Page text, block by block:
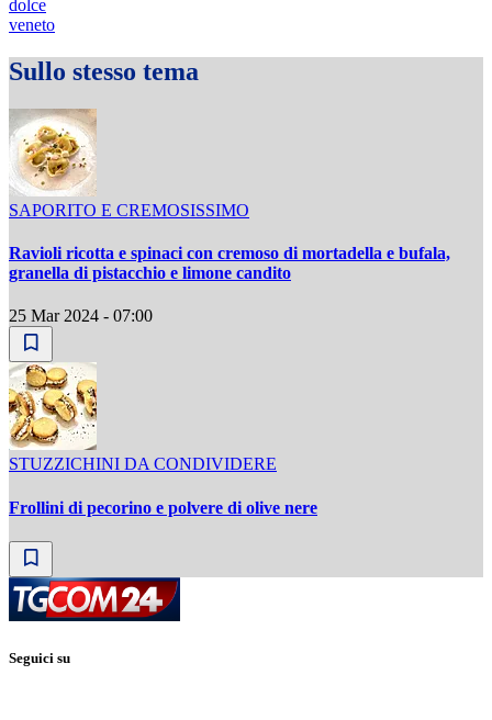
dolce
veneto
Sullo stesso tema
SAPORITO E CREMOSISSIMO
Ravioli ricotta e spinaci con cremoso di mortadella e bufala,
granella di pistacchio e limone candito
25 Mar 2024 - 07:00
STUZZICHINI DA CONDIVIDERE
Frollini di pecorino e polvere di olive nere
Seguici su